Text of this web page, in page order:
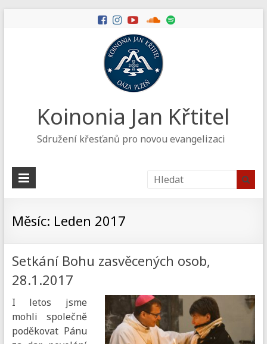
Koinonia Jan Křtitel
Sdružení křesťanů pro novou evangelizaci
Měsíc: Leden 2017
Setkání Bohu zasvěcených osob,
28.1.2017
I letos jsme
mohli společně
poděkovat Pánu